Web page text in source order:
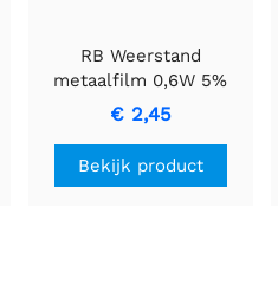
RB Weerstand
metaalfilm 0,6W 5%
2E7
€ 2,45
Bekijk product